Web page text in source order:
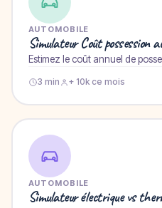
AUTOMOBILE
Simulateur Coût possession
Estimez le coût annuel de
3 min + 10k ce mois
AUTOMOBILE
Simulateur électrique vs